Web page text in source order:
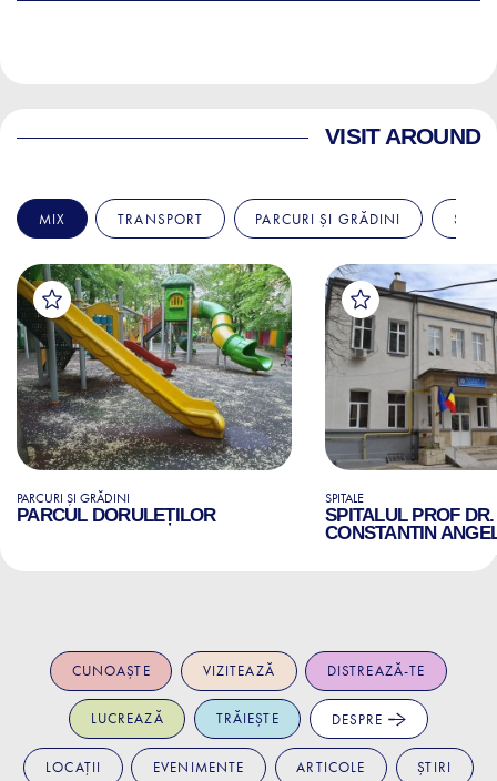
VISIT AROUND
MIX TRANSPORT PARCURI ȘI GRĂDINI
PARCURI ȘI GRĂDINI
PARCUL DORULEȚILOR
SPITALE
SPITALUL PROF DR.
CONSTANTIN
CUNOAȘTE VIZITEAZĂ DISTREAZĂ-TE
LUCREAZĂ TRĂIEȘTE DESPRE
LOCAȚII EVENIMENTE ARTICOLE ȘTIRI